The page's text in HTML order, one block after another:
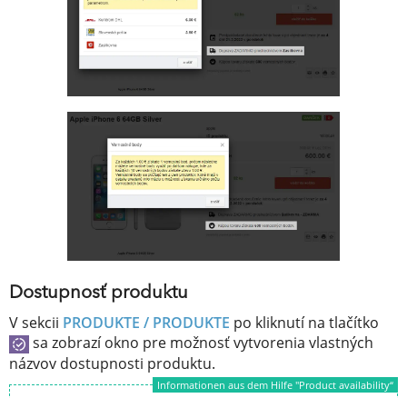
Dostupnosť produktu
V sekcii PRODUKTE / PRODUKTE po kliknutí na tlačítko
sa zobrazí okno pre možnosť vytvorenia vlastných
názvov dostupnosti produktu.
Informationen aus dem Hilfe "Product availability“